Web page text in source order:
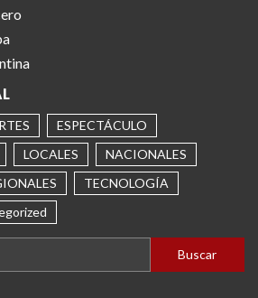
ESPECTÁCULO
LOCALES
NACIONALES
TECNOLOGÍA